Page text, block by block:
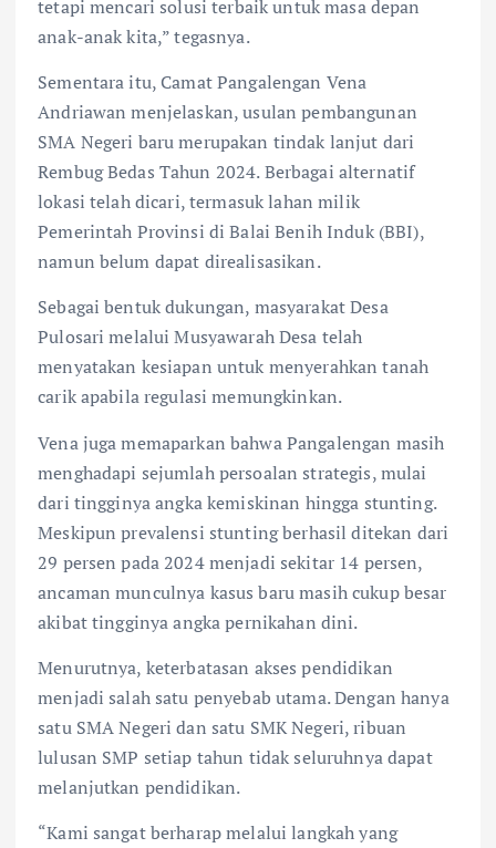
tetapi mencari solusi terbaik untuk masa depan
anak-anak kita,” tegasnya.
Sementara itu, Camat Pangalengan Vena
Andriawan menjelaskan, usulan pembangunan
SMA Negeri baru merupakan tindak lanjut dari
Rembug Bedas Tahun 2024. Berbagai alternatif
lokasi telah dicari, termasuk lahan milik
Pemerintah Provinsi di Balai Benih Induk (BBI),
namun belum dapat direalisasikan.
Sebagai bentuk dukungan, masyarakat Desa
Pulosari melalui Musyawarah Desa telah
menyatakan kesiapan untuk menyerahkan tanah
carik apabila regulasi memungkinkan.
Vena juga memaparkan bahwa Pangalengan masih
menghadapi sejumlah persoalan strategis, mulai
dari tingginya angka kemiskinan hingga stunting.
Meskipun prevalensi stunting berhasil ditekan dari
29 persen pada 2024 menjadi sekitar 14 persen,
ancaman munculnya kasus baru masih cukup besar
akibat tingginya angka pernikahan dini.
Menurutnya, keterbatasan akses pendidikan
menjadi salah satu penyebab utama. Dengan hanya
satu SMA Negeri dan satu SMK Negeri, ribuan
lulusan SMP setiap tahun tidak seluruhnya dapat
melanjutkan pendidikan.
“Kami sangat berharap melalui langkah yang